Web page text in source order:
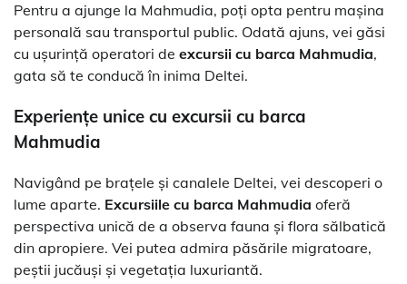
Pentru a ajunge la Mahmudia, poți opta pentru mașina
personală sau transportul public. Odată ajuns, vei găsi
cu ușurință operatori de excursii cu barca Mahmudia,
gata să te conducă în inima Deltei.
Experiențe unice cu excursii cu barca
Mahmudia
Navigând pe brațele și canalele Deltei, vei descoperi o
lume aparte. Excursiile cu barca Mahmudia oferă
perspectiva unică de a observa fauna și flora sălbatică
din apropiere. Vei putea admira păsările migratoare,
peștii jucăuși și vegetația luxuriantă.